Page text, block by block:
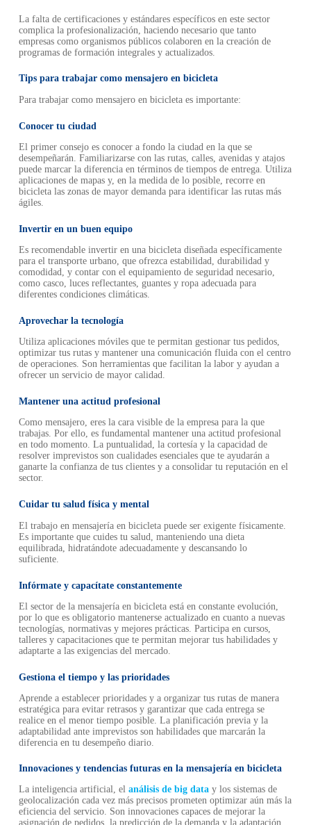
La falta de certificaciones y estándares específicos en este sector
complica la profesionalización, haciendo necesario que tanto
empresas como organismos públicos colaboren en la creación de
programas de formación integrales y actualizados.
Tips para trabajar como mensajero en bicicleta
Para trabajar como mensajero en bicicleta es importante:
Conocer tu ciudad
El primer consejo es conocer a fondo la ciudad en la que se
desempeñarán. Familiarizarse con las rutas, calles, avenidas y atajos
puede marcar la diferencia en términos de tiempos de entrega. Utiliza
aplicaciones de mapas y, en la medida de lo posible, recorre en
bicicleta las zonas de mayor demanda para identificar las rutas más
ágiles.
Invertir en un buen equipo
Es recomendable invertir en una bicicleta diseñada específicamente
para el transporte urbano, que ofrezca estabilidad, durabilidad y
comodidad, y contar con el equipamiento de seguridad necesario,
como casco, luces reflectantes, guantes y ropa adecuada para
diferentes condiciones climáticas.
Aprovechar la tecnología
Utiliza aplicaciones móviles que te permitan gestionar tus pedidos,
optimizar tus rutas y mantener una comunicación fluida con el centro
de operaciones. Son herramientas que facilitan la labor y ayudan a
ofrecer un servicio de mayor calidad.
Mantener una actitud profesional
Como mensajero, eres la cara visible de la empresa para la que
trabajas. Por ello, es fundamental mantener una actitud profesional
en todo momento. La puntualidad, la cortesía y la capacidad de
resolver imprevistos son cualidades esenciales que te ayudarán a
ganarte la confianza de tus clientes y a consolidar tu reputación en el
sector.
Cuidar tu salud física y mental
El trabajo en mensajería en bicicleta puede ser exigente físicamente.
Es importante que cuides tu salud, manteniendo una dieta
equilibrada, hidratándote adecuadamente y descansando lo
suficiente.
Infórmate y capacítate constantemente
El sector de la mensajería en bicicleta está en constante evolución,
por lo que es obligatorio mantenerse actualizado en cuanto a nuevas
tecnologías, normativas y mejores prácticas. Participa en cursos,
talleres y capacitaciones que te permitan mejorar tus habilidades y
adaptarte a las exigencias del mercado.
Gestiona el tiempo y las prioridades
Aprende a establecer prioridades y a organizar tus rutas de manera
estratégica para evitar retrasos y garantizar que cada entrega se
realice en el menor tiempo posible. La planificación previa y la
adaptabilidad ante imprevistos son habilidades que marcarán la
diferencia en tu desempeño diario.
Innovaciones y tendencias futuras en la mensajería en bicicleta
La inteligencia artificial, el análisis de big datay los sistemas de
geolocalización cada vez más precisos prometen optimizar aún más la
eficiencia del servicio. Son innovaciones capaces de mejorar la
asignación de pedidos, la predicción de la demanda y la adaptación